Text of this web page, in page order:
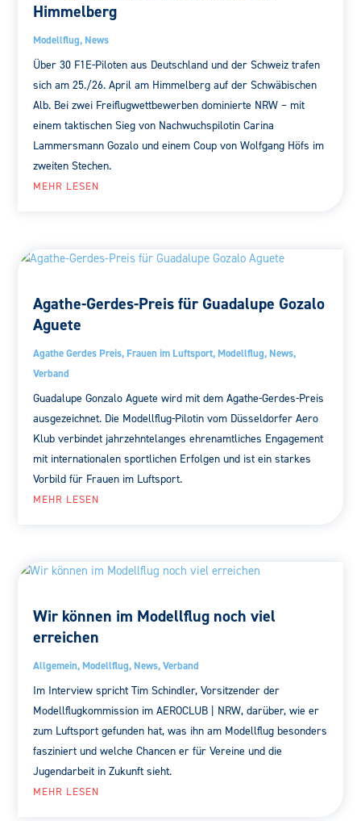
Himmelberg
Modellflug, News
Über 30 F1E-Piloten aus Deutschland und der Schweiz trafen
sich am 25./26. April am Himmelberg auf der Schwäbischen
Alb. Bei zwei Freiflugwettbewerben dominierte NRW – mit
einem taktischen Sieg von Nachwuchspilotin Carina
Lammersmann Gozalo und einem Coup von Wolfgang Höfs im
zweiten Stechen.
MEHR LESEN
Agathe-Gerdes-Preis für Guadalupe Gozalo
Aguete
Agathe Gerdes Preis, Frauen im Luftsport, Modellflug, News,
Verband
Guadalupe Gonzalo Aguete wird mit dem Agathe-Gerdes-Preis
ausgezeichnet. Die Modellflug-Pilotin vom Düsseldorfer Aero
Klub verbindet jahrzehntelanges ehrenamtliches Engagement
mit internationalen sportlichen Erfolgen und ist ein starkes
Vorbild für Frauen im Luftsport.
MEHR LESEN
Wir können im Modellflug noch viel
erreichen
Allgemein, Modellflug, News,Verband
Im Interview spricht Tim Schindler, Vorsitzender der
Modellflugkommission im AEROCLUB | NRW, darüber, wie er
zum Luftsport gefunden hat, was ihn am Modellflug besonders
fasziniert und welche Chancen er für Vereine und die
Jugendarbeit in Zukunft sieht.
MEHR LESEN